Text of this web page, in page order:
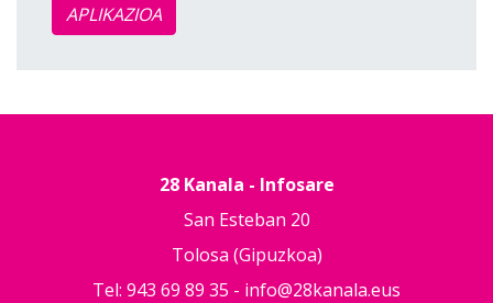
APLIKAZIOA
28 Kanala - Infosare
San Esteban 20
Tolosa (Gipuzkoa)
Tel: 943 69 89 35 - info@28kanala.eus